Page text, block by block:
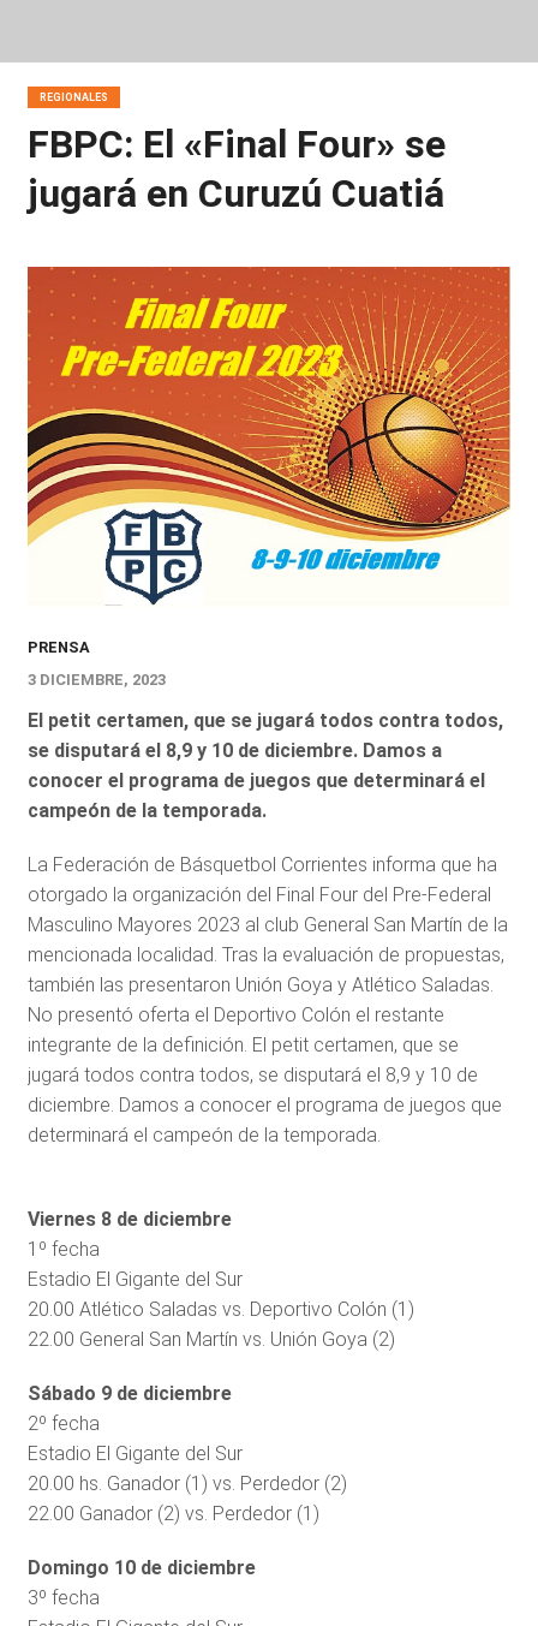
REGIONALES
FBPC: El «Final Four» se
jugará en Curuzú Cuatiá
PRENSA
3 DICIEMBRE, 2023
El petit certamen, que se jugará todos contra todos,
se disputará el 8,9 y 10 de diciembre. Damos a
conocer el programa de juegos que determinará el
campeón de la temporada.
La Federación de Básquetbol Corrientes informa que ha
otorgado la organización del Final Four del Pre-Federal
Masculino Mayores 2023 al club General San Martín de la
mencionada localidad. Tras la evaluación de propuestas,
también las presentaron Unión Goya y Atlético Saladas.
No presentó oferta el Deportivo Colón el restante
integrante de la definición. El petit certamen, que se
jugará todos contra todos, se disputará el 8,9 y 10 de
diciembre. Damos a conocer el programa de juegos que
determinará el campeón de la temporada.
Viernes 8 de diciembre
1º fecha
Estadio El Gigante del Sur
20.00 Atlético Saladas vs. Deportivo Colón (1)
22.00 General San Martín vs. Unión Goya (2)
Sábado 9 de diciembre
2º fecha
Estadio El Gigante del Sur
20.00 hs. Ganador (1) vs. Perdedor (2)
22.00 Ganador (2) vs. Perdedor (1)
Domingo 10 de diciembre
3º fecha